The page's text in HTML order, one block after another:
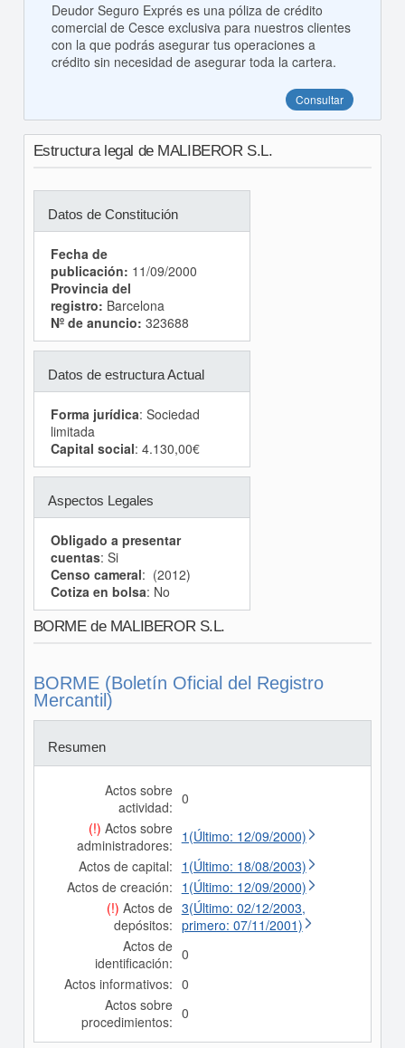
Deudor Seguro Exprés es una póliza de crédito
comercial de Cesce exclusiva para nuestros clientes
con la que podrás asegurar tus operaciones a
crédito sin necesidad de asegurar toda la cartera.
Consultar
Estructura legal de MALIBEROR S.L.
Datos de Constitución
Fecha de
publicación: 11/09/2000
Provincia del
registro: Barcelona
Nº de anuncio: 323688
Datos de estructura Actual
Forma jurídica: Sociedad
limitada
Capital social: 4.130,00€
Aspectos Legales
Obligado a presentar
cuentas: Si
Censo cameral: (2012)
Cotiza en bolsa: No
BORME de MALIBEROR S.L.
BORME (Boletín Oficial del Registro
Mercantil)
Resumen
Actos sobre
actividad: 0
(!) Actos sobre
administradores: 1(Último: 12/09/2000)
Actos de capital: 1(Último: 18/08/2003)
Actos de creación: 1(Último: 12/09/2000)
(!) Actos de
depósitos:
3(Último: 02/12/2003,
primero: 07/11/2001)
Actos de
identificación: 0
Actos informativos: 0
Actos sobre
procedimientos: 0